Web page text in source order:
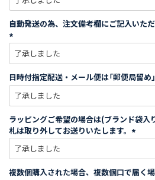
必
須
)
自動発送の為、注文備考欄にご記入いた
必
須
)
日時付指定配送・メール便は「郵便局留め
ラッピングご希望の場合は(ブランド袋
札は取り外してお送りいたします。
必
須
複数個購入された場合、複数個口で届く場